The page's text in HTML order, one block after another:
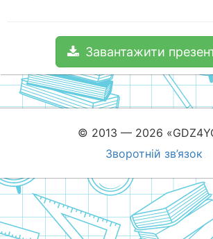
Завантажити
© 2013 — 2026
Зворотній зв’язок